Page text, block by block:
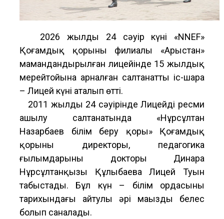
2026 жылдың 24 сәуір күні «NNEF»
Қоғамдық қорының филиалы «Арыстан»
мамандандырылған лицейінде 15 жылдық
мерейтойына арналған салтанатты іс-шара
– Лицей күні аталып өтті.
2011 жылдың 24 сәуірінде Лицейдің ресми
ашылу салтанатында «Нұрсұлтан
Назарбаев білім беру қоры» Қоғамдық
қорының директоры, педагогика
ғылымдарының докторы Динара
Нұрсұлтанқызы Құлыбаева Лицей Туын
табыстады. Бұл күн – білім ордасының
тарихындағы айтулы әрі маңызды белес
болып саналады.